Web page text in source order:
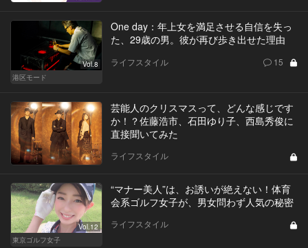
Vol.8
港区モード
One day：年上女を満足させる自信を失っ
た、29歳の男。彼が再び歩き出せた理由
ライフスタイル 15
芸能人のクリスマスって、どんな感じです
か！？佐藤浩市、石田ゆり子、西島秀俊に
直接聞いてみた
ライフスタイル
Vol.12
東京ゴルフ女子
“マナー美人”は、お誘いが絶えない！体育
会系ゴルフ女子が、男女問わず人気の秘密
ライフスタイル